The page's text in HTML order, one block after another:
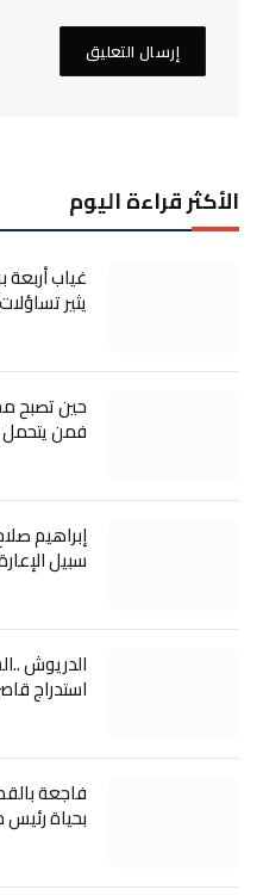
الأكثر قراءة اليوم
غياب
يثير
حين تصبح
فمن يتحمل
إبراهيم
سبيل
الدريوش
استدراج
فاجعة
بحياة